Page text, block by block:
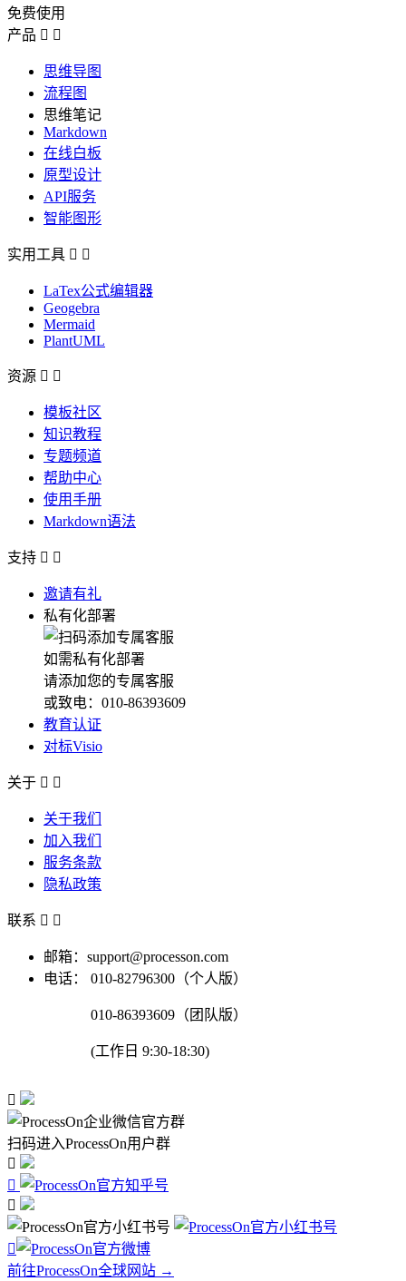
免费使用
产品  
思维导图
流程图
思维笔记
Markdown
在线白板
原型设计
API服务
智能图形
实用工具  
LaTex公式编辑器
Geogebra
Mermaid
PlantUML
资源  
模板社区
知识教程
专题频道
帮助中心
使用手册
Markdown语法
支持  
邀请有礼
私有化部署
如需私有化部署
请添加您的专属客服
或致电：010-86393609
教育认证
对标Visio
关于  
关于我们
加入我们
服务条款
隐私政策
联系  
邮箱：support@processon.com
电话：
010-82796300（个人版）
010-86393609（团队版）
(工作日 9:30-18:30)

扫码进入ProcessOn用户群




前往ProcessOn全球网站 →